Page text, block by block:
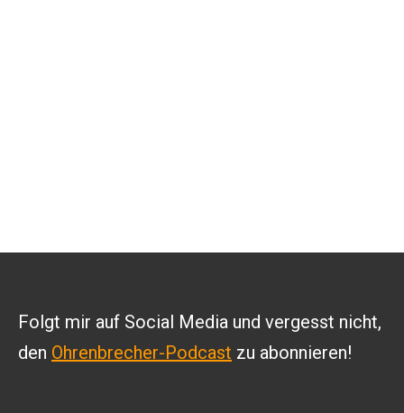
Folgt mir auf Social Media und vergesst nicht,
den Ohrenbrecher-Podcast zu abonnieren!